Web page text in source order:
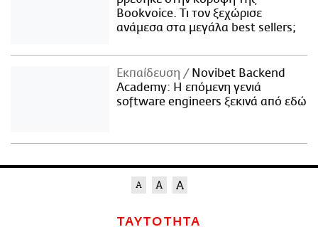
Bookvoice. Τι τον ξεχώρισε
ανάμεσα στα μεγάλα best sellers;
Εκπαίδευση
Novibet Backend
Academy: Η επόμενη γενιά
software engineers ξεκινά από εδώ
ΤΑΥΤΟΤΗΤΑ